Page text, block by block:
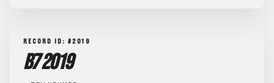
RECORD ID: #2019
B7 2019